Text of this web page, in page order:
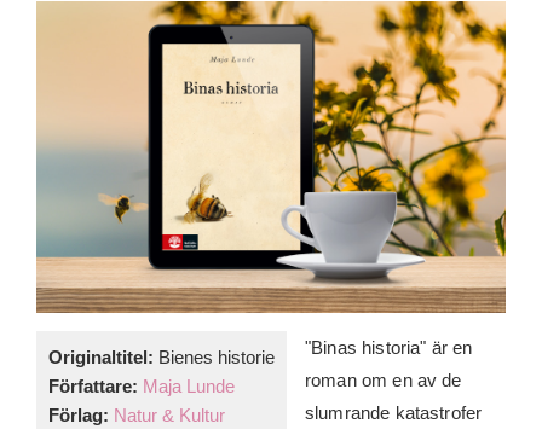
Originaltitel: Bienes historie
Författare: Maja Lunde
Förlag: Natur & Kultur
"Binas historia" är en
roman om en av de
slumrande katastrofer